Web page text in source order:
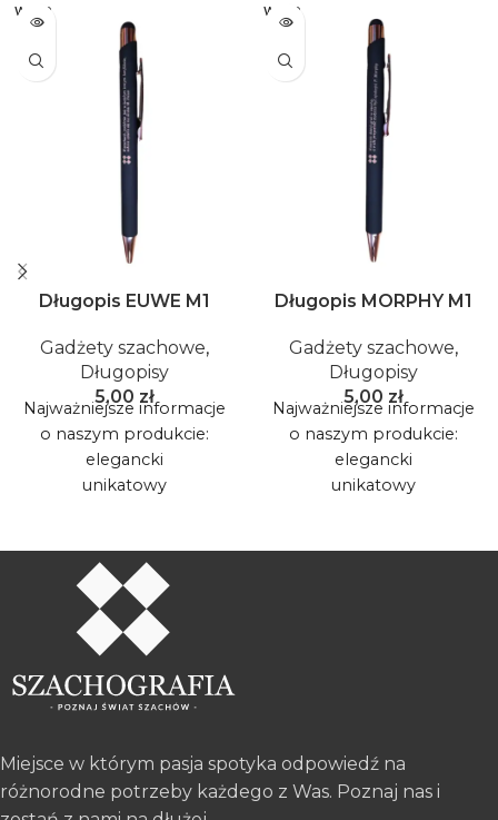
WYPR
ZEDA
Długopis EUWE M1
Gadżety szachowe,
Długopisy
5,00 zł
Najważniejsze informacje
o naszym produkcie:
elegancki
unikatowy
napis ze złotą myślą
mistrza świata
WYPR
ZEDA
Długopis MORPHY M1
Gadżety szachowe,
Długopisy
5,00 zł
Najważniejsze informacje
o naszym produkcie:
elegancki
unikatowy
Miejsce w którym pasja spotyka odpowiedź na
różnorodne potrzeby każdego z Was. Poznaj nas i